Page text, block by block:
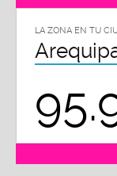
LA ZONA EN TU